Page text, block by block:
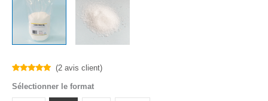
sur 5
(2avis client)
Sélectionner le format